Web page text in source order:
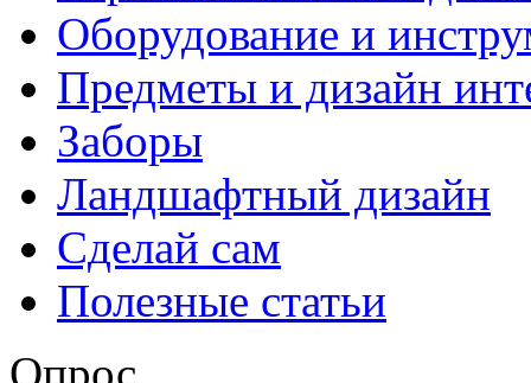
Оборудование и
Предметы и дизайн
Заборы
Ландшафтный дизайн
Сделай сам
Полезные статьи